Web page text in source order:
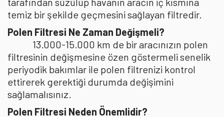
temiz bir şekilde geçmesini sağlayan filtredir.
Polen Filtresi Ne Zaman Değişmeli?
13.000-15.000 km de bir aracınızın polen
filtresinin değişmesine özen göstermeli senelik
periyodik bakımlar ile polen filtrenizi kontrol
ettirerek gerektiği durumda değişimini
sağlamalısınız.
Polen Filtresi Neden Önemlidir?